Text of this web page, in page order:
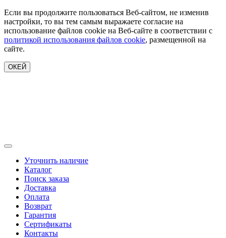
Если вы продолжите пользоваться Веб-сайтом, не изменив
настройки, то вы тем самым выражаете согласие на
использование файлов cookie на Веб-сайте в соответствии с
политикой использования файлов cookie, размещенной на
сайте.
ОКЕЙ
Уточнить наличие
Каталог
Поиск заказа
Доставка
Оплата
Возврат
Гарантия
Сертификаты
Контакты